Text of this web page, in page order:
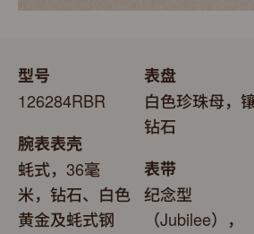
型号
126284RBR
腕表表壳
蚝式，36毫
米，钻石、白色
黄金及蚝式钢
表盘
白色珍珠母，
钻石
表带
纪念型
（Jubilee），